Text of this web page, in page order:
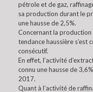
pétrole et de gaz,
sa production durant le
une hausse de 2,5%.
Concernant la
tendance haussière
consécutif.
En effet, l’activité
connu une hausse de
2017.
Quant à l’activité de